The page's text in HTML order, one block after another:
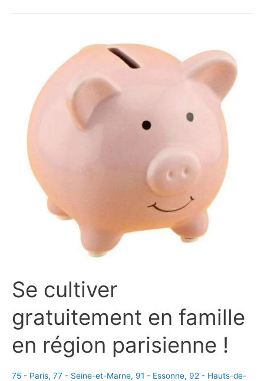
Pompidou
Se cultiver
gratuitement en famille
en région parisienne !
75 - Paris, 77 - Seine-et-Marne, 91 - Essonne, 92 - Hauts-de-